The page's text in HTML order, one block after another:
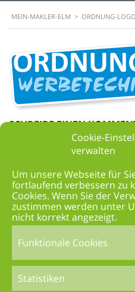
Cookie-
verwalten
Um unsere Webseite für
fortlaufend verbessern zu
Cookies. Wenn Sie der
zustimmen werden unter
nicht korrekt angezeigt.
Funktionale Cookies
Statistiken
MEIN-MAKLER-ELM > ORDNUNG-LOGO
SCHREIBE EINEN